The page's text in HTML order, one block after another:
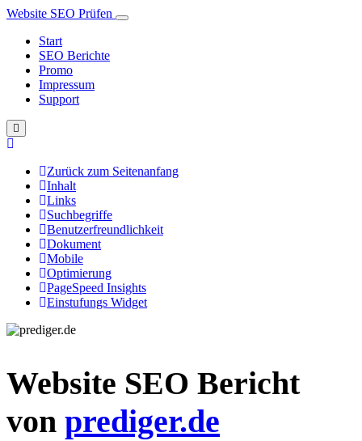
Website SEO Prüfen
Start
SEO Berichte
Promo
Impressum
Support
Zurück zum Seitenanfang
Inhalt
Links
Suchbegriffe
Benutzerfreundlichkeit
Dokument
Mobile
Optimierung
PageSpeed Insights
Einstufungs Widget
Website SEO Bericht
von prediger.de